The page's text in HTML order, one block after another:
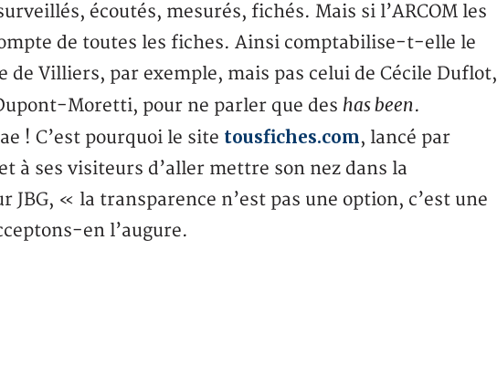
écoutés, mesurés, fichés. Mais si l’ARCOM les
de toutes les fiches. Ainsi comptabilise-t-elle le
de Villiers, par exemple, mais pas celui de Cécile Duflot,
Moretti, pour ne parler que des has been.
! C’est pourquoi le site tousfiches.com, lancé par
à ses visiteurs d’aller mettre son nez dans la
JBG, « la transparence n’est pas une option, c’est une
en l’augure.